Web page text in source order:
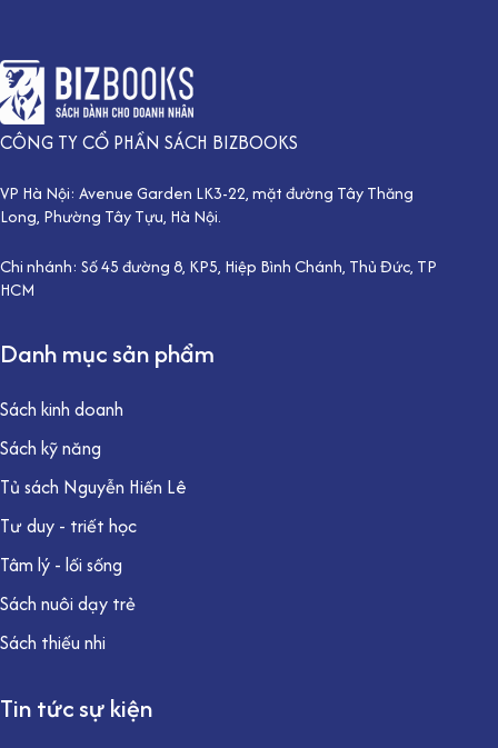
CÔNG TY CỔ PHẦN SÁCH BIZBOOKS
VP Hà Nội: Avenue Garden LK3-22, mặt đường Tây Thăng
Long, Phường Tây Tựu, Hà Nội.
Chi nhánh: Số 45 đường 8, KP5, Hiệp Bình Chánh, Thủ Đức, TP
HCM
Danh mục sản phẩm
Sách kinh doanh
Sách kỹ năng
Tủ sách Nguyễn Hiến Lê
Tư duy - triết học
Tâm lý - lối sống
Sách nuôi dạy trẻ
Sách thiếu nhi
Tin tức sự kiện